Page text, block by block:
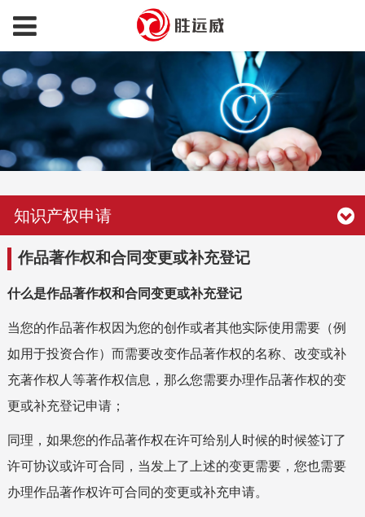
知识产权申请
作品著作权和合同变更或补充登记
什么是作品著作权和合同变更或补充登记
当您的作品著作权因为您的创作或者其他实际使用需要（例
如用于投资合作）而需要改变作品著作权的名称、改变或补
充著作权人等著作权信息，那么您需要办理作品著作权的变
更或补充登记申请；
同理，如果您的作品著作权在许可给别人时候的时候签订了
许可协议或许可合同，当发上了上述的变更需要，您也需要
办理作品著作权许可合同的变更或补充申请。